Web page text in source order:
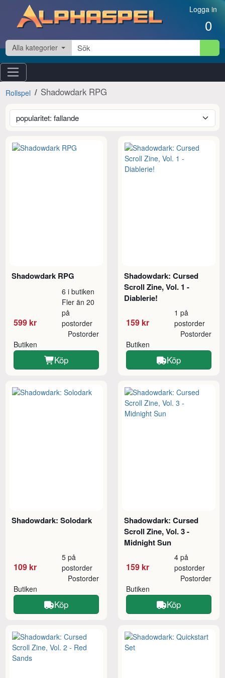
Hoppa till innehåll Logga in
0
Alla kategorier
Rollspel Shadowdark RPG
Shadowdark RPG
599 kr
6 i butiken
Fler än 20
på
postorder
Butiken
Postorder
Köp
Shadowdark: Cursed
Scroll Zine, Vol. 1 -
Diablerie!
159 kr
1 på
postorder
Butiken
Postorder
Köp
Shadowdark: Solodark
109 kr
5 på
postorder
Butiken
Postorder
Köp
Shadowdark: Cursed
Scroll Zine, Vol. 3 -
Midnight Sun
159 kr
4 på
postorder
Butiken
Postorder
Köp